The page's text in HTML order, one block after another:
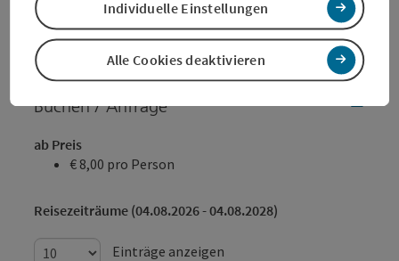
ergeben sich durch ihren Einsatz?
Welche Interaktions- und Handlungsoptionen
ergeben sich für Schüler:innen?
Buchen / Anfrage
ab Preis
€ 8,00 pro Person
Reisezeiträume (04.08.2026 - 04.08.2028)
Einträge anzeigen
Alle Cookies deaktivieren
Individuelle Einstellungen